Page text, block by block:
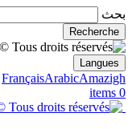
بحث
Langues
FrançaisArabicAmazigh
0 items